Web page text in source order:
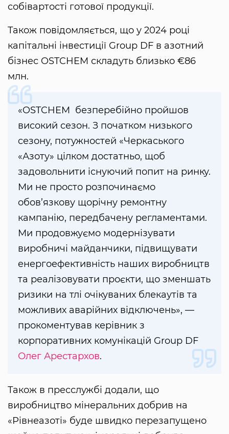
собівартості готової продукції.
Також повідомляється, що у 2024 році
капітальні інвестиції Group DF в азотний
бізнес OSTCHEM складуть близько €86
млн.
«OSTCHEM безперебійно пройшов
високий сезон. З початком низького
сезону, потужностей «Черкаського
«Азоту» цілком достатньо, щоб
задовольнити існуючий попит на ринку.
Ми не просто розпочинаємо
обов’язкову щорічну ремонтну
кампанію, передбачену регламентами.
Ми продовжуємо модернізувати
виробничі майданчики, підвищувати
енергоефективність наших виробництв
та реалізовувати проєкти, що зменшать
ризики на тлі очікуваних блекаутів та
можливих аварійних відключень», —
прокоментував керівник з
корпоративних комунікацій Group DF
Олег Арестархов.
Також в пресслужбі додали, що
виробництво мінеральних добрив на
«Рівнеазоті» буде швидко перезапущено